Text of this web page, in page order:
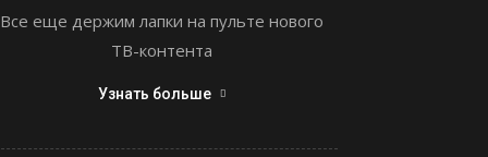
Все еще держим лапки на пульте нового
ТВ-контента
Узнать больше